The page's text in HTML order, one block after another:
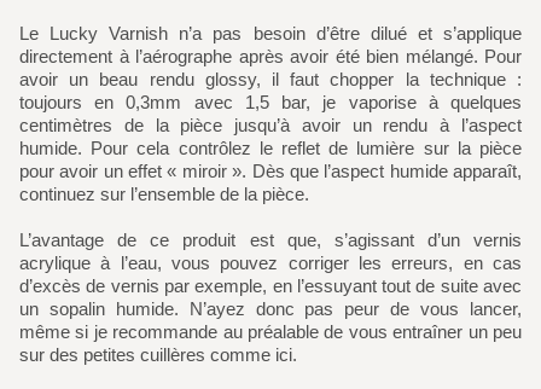
Le Lucky Varnish n’a pas besoin d’être dilué et s’applique
directement à l’aérographe après avoir été bien mélangé. Pour
avoir un beau rendu glossy, il faut chopper la technique :
toujours en 0,3mm avec 1,5 bar, je vaporise à quelques
centimètres de la pièce jusqu’à avoir un rendu à l’aspect
humide. Pour cela contrôlez le reflet de lumière sur la pièce
pour avoir un effet « miroir ». Dès que l’aspect humide apparaît,
continuez sur l’ensemble de la pièce.
L’avantage de ce produit est que, s’agissant d’un vernis
acrylique à l’eau, vous pouvez corriger les erreurs, en cas
d’excès de vernis par exemple, en l’essuyant tout de suite avec
un sopalin humide. N’ayez donc pas peur de vous lancer,
même si je recommande au préalable de vous entraîner un peu
sur des petites cuillères comme ici.